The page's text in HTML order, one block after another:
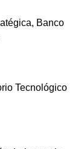
Banco
Tecnológico